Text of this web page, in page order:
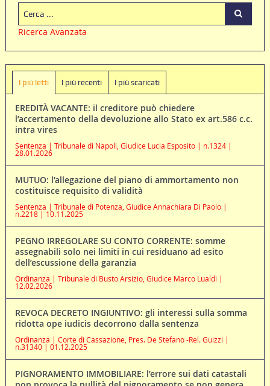
Ricerca Avanzata
I più letti I più recenti I più scaricati
EREDITÀ VACANTE: il creditore può chiedere
l’accertamento della devoluzione allo Stato ex art.586 c.c.
intra vires
Sentenza | Tribunale di Napoli, Giudice Lucia Esposito | n.1324 |
28.01.2026
MUTUO: l’allegazione del piano di ammortamento non
costituisce requisito di validità
Sentenza | Tribunale di Potenza, Giudice Annachiara Di Paolo |
n.2218 | 10.11.2025
PEGNO IRREGOLARE SU CONTO CORRENTE: somme
assegnabili solo nei limiti in cui residuano ad esito
dell’escussione della garanzia
Ordinanza | Tribunale di Busto Arsizio, Giudice Marco Lualdi |
12.02.2026
REVOCA DECRETO INGIUNTIVO: gli interessi sulla somma
ridotta ope iudicis decorrono dalla sentenza
Ordinanza | Corte di Cassazione, Pres. De Stefano -Rel. Guizzi |
n.31340 | 01.12.2025
PIGNORAMENTO IMMOBILIARE: l’errore sui dati catastali